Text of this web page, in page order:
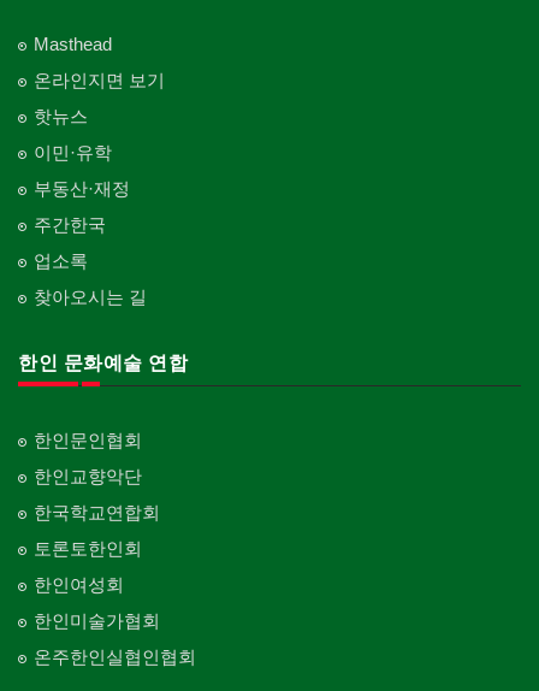
Masthead
온라인지면 보기
핫뉴스
이민·유학
부동산·재정
주간한국
업소록
찾아오시는 길
한인 문화예술 연합
한인문인협회
한인교향악단
한국학교연합회
토론토한인회
한인여성회
한인미술가협회
온주한인실협인협회